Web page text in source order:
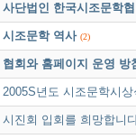
사단법인 한국시조문학
시조문학 역사 (2)
협회와 홈페이지 운영 방
2005S년도 시조문학시상
시진회 입회를 희망합니